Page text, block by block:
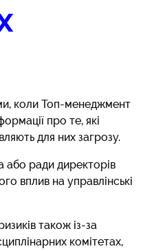
коли Топ-менеджмент
про те, які
для них загрозу.
або ради директорів
вплив на управлінські
також із-за
комітетах,